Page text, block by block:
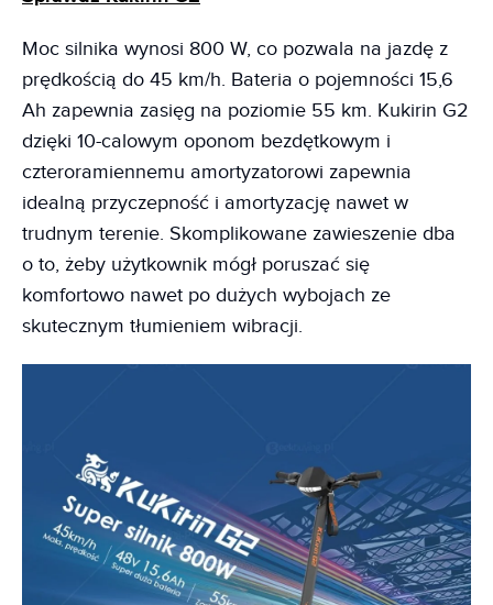
Moc silnika wynosi 800 W, co pozwala na jazdę z
prędkością do 45 km/h. Bateria o pojemności 15,6
Ah zapewnia zasięg na poziomie 55 km. Kukirin G2
dzięki 10-calowym oponom bezdętkowym i
czteroramiennemu amortyzatorowi zapewnia
idealną przyczepność i amortyzację nawet w
trudnym terenie. Skomplikowane zawieszenie dba
o to, żeby użytkownik mógł poruszać się
komfortowo nawet po dużych wybojach ze
skutecznym tłumieniem wibracji.